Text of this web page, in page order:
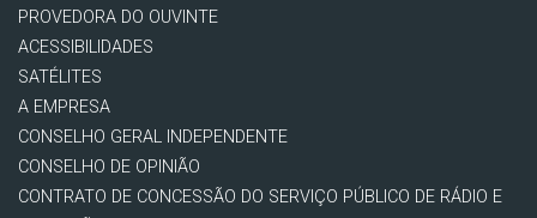
PROVEDORA DO OUVINTE
ACESSIBILIDADES
SATÉLITES
A EMPRESA
CONSELHO GERAL INDEPENDENTE
CONSELHO DE OPINIÃO
CONTRATO DE CONCESSÃO DO SERVIÇO PÚBLICO DE RÁDIO E